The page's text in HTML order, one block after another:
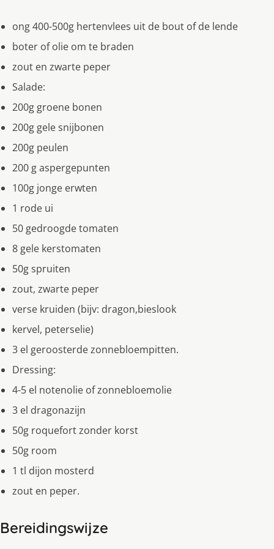
ong 400-500g hertenvlees uit de bout of de lende
boter of olie om te braden
zout en zwarte peper
Salade:
200g groene bonen
200g gele snijbonen
200g peulen
200 g aspergepunten
100g jonge erwten
1 rode ui
50 gedroogde tomaten
8 gele kerstomaten
50g spruiten
zout, zwarte peper
verse kruiden (bijv: dragon,bieslook
kervel, peterselie)
3 el geroosterde zonnebloempitten.
Dressing:
4-5 el notenolie of zonnebloemolie
3 el dragonazijn
50g roquefort zonder korst
50g room
1 tl dijon mosterd
zout en peper.
Bereidingswijze